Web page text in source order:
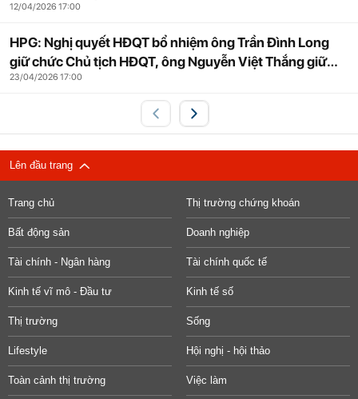
12/04/2026 17:00
HPG: Nghị quyết HĐQT bổ nhiệm ông Trần Đình Long
giữ chức Chủ tịch HĐQT, ông Nguyễn Việt Thắng giữ
chức Tổng giám đốc nhiệm kỳ 2026-2031
23/04/2026 17:00
Lên đầu trang
Trang chủ
Bất động sản
Tài chính - Ngân hàng
Kinh tế vĩ mô - Đầu tư
Thị trường
Lifestyle
Toàn cảnh thị trường
Thị trường chứng khoán
Doanh nghiệp
Tài chính quốc tế
Kinh tế số
Sống
Hội nghị - hội thảo
Việc làm